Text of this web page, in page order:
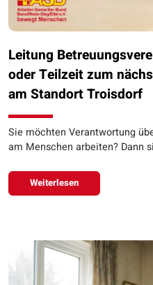
Leitung
oder Teilzeit zum
am Standort Troisdorf
Sie möchten Verantwortung
am Menschen arbeiten? Dann
Weiterlesen